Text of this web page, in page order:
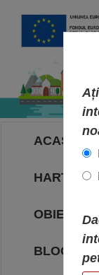
ACASA
HARTA
BLOG